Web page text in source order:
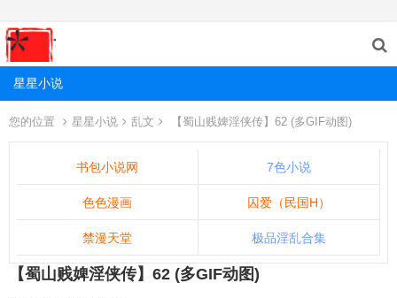
星星小说
您的位置 星星小说 乱文 【蜀山贱婢淫侠传】62 (多GIF动图)
书包小说网 7色小说
色色漫画 囚爱（民国H）
禁漫天堂 极品淫乱合集
【蜀山贱婢淫侠传】62 (多GIF动图)